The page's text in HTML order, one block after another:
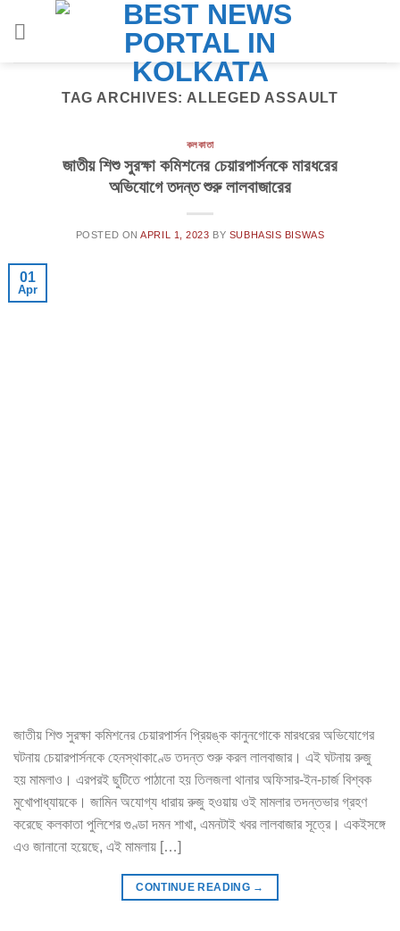
TAG ARCHIVES: ALLEGED ASSAULT
কলকাতা
জাতীয় শিশু সুরক্ষা কমিশনের চেয়ারপার্সনকে মারধরের
অভিযোগে তদন্ত শুরু লালবাজারের
POSTED ONAPRIL 1, 2023 BY SUBHASIS BISWAS
01
Apr
জাতীয় শিশু সুরক্ষা কমিশনের চেয়ারপার্সন প্রিয়ঙ্ক কানুনগোকে মারধরের অভিযোগের
ঘটনায় চেয়ারপার্সনকে হেনস্থাকাণ্ডে তদন্ত শুরু করল লালবাজার। এই ঘটনায় রুজু
হয় মামলাও। এরপরই ছুটিতে পাঠানো হয় তিলজলা থানার অফিসার-ইন-চার্জ বিশ্বক
মুখোপাধ্যায়কে। জামিন অযোগ্য ধারায় রুজু হওয়ায় ওই মামলার তদন্তভার গ্রহণ
করেছে কলকাতা পুলিশের গুণ্ডা দমন শাখা, এমনটাই খবর লালবাজার সূত্রে। একইসঙ্গে
এও জানানো হয়েছে, এই মামলায় […]
CONTINUE READING →